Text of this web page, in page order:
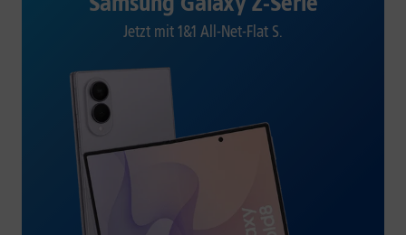
Jetzt mit 1&1 All-Net-Flat S.